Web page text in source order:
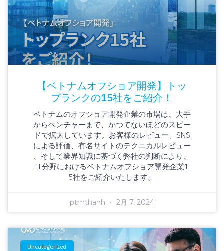
【ベトナムオフショア開発】トッ
プランクの15社をご紹介！
ベトナムのオフショア開発企業の市場は、大手
からベンチャーまで、かつてないほどのスピー
ドで拡大しています。お客様のレビュー、SNS
による評価、有名サイトのテクニカルレビュー
、そして業界知識に基づく弊社の判断により、
IT分野におけるベトナムオフショア開発企業1
5社をご紹介いたします。
ptmthanh 2月 7, 2024
Uncategorized